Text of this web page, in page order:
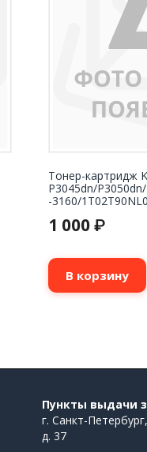
Тонер-картридж
P3045dn/
-3160/
1 000₽
В корзину
Пункты выдачи
г. Санкт-
д. 37